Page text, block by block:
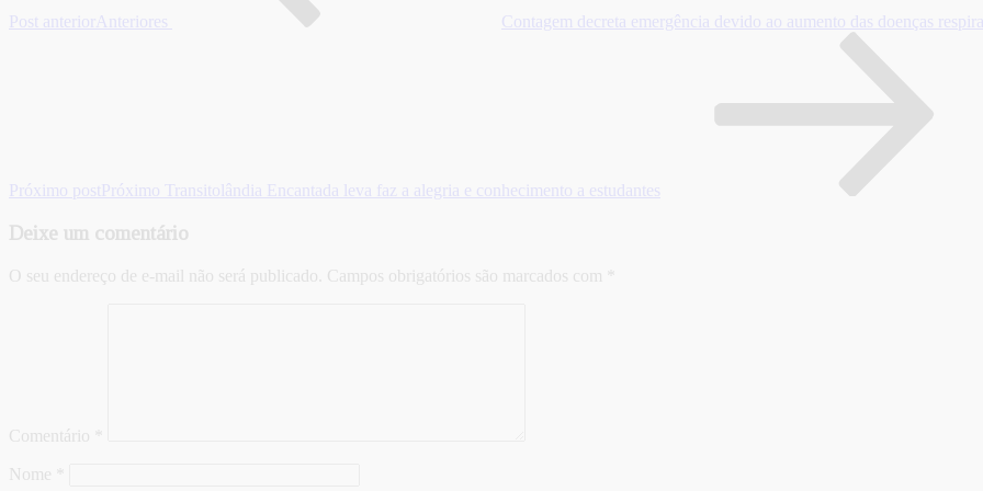
Post anterior Anteriores Contagem decreta emergência devido ao aumento das doenças
Próximo post Próximo Transitolândia Encantada leva faz a alegria e conhecimento a estudantes
Deixe um comentário
O seu endereço de e-mail não será publicado. Campos obrigatórios são marcados com
Comentário
Nome